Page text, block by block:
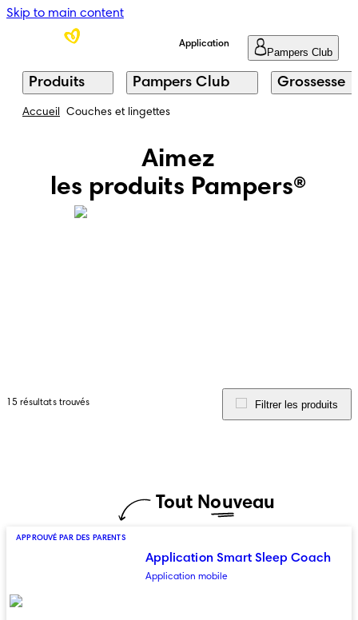
Skip to main content
Application
Pampers Club
Produits Pampers Club Grossesse
Accueil Couches et lingettes
Aimez
les produits Pampers®
15 résultats trouvés Filtrer les produits
Tout Nouveau
APPROUVÉ PAR DES PARENTS
Application Smart Sleep Coach
Application mobile